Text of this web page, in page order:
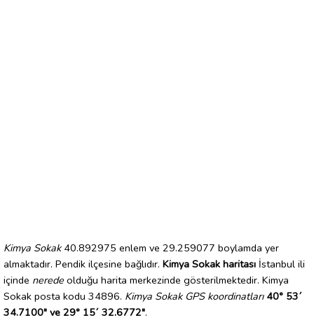
Kimya Sokak40.892975 enlem ve 29.259077 boylamda yer
almaktadır. Pendik ilçesine bağlıdır. Kimya Sokak haritası İstanbul ili
içinde nerede olduğu harita merkezinde gösterilmektedir. Kimya
Sokak posta kodu 34896. Kimya Sokak GPS koordinatları 40° 53´
34.7100" ve 29° 15´ 32.6772".